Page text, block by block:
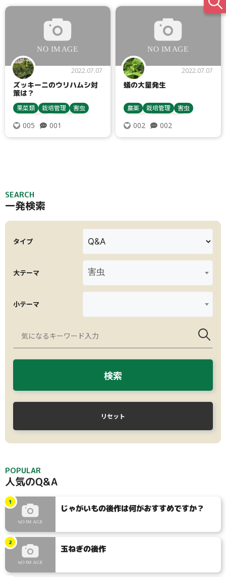
2022.07.07
ズッキーニのウリハムシ対
策は？
果菜類 栽培管理
害虫
005 001
2022.07.07
蟻の大量発生
農薬 栽培管理
害虫
002 002
SEARCH
一発検索
タイプ
大テーマ 害虫
小テーマ
検索
リセット
POPULAR
人気のQ&A
じゃがいもの後作は何がおすすめですか？
1
玉ねぎの後作
2